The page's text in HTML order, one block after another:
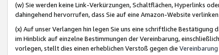
(w) Sie werden keine Link-Verkürzungen, Schaltflächen, Hyperlinks
dahingehend hervorrufen, dass Sie auf eine Amazon-Website
(x) Auf unser Verlangen hin legen Sie uns eine schriftliche
im Hinblick auf einzelne Bestimmungen der Vereinbarung,
vorlegen, stellt dies einen erheblichen Verstoß gegen die Vereinbarung